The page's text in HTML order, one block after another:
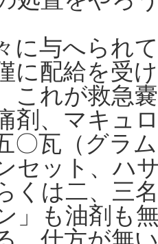
に与へられ
に配給を受
これが救急
剤、マキュ
〇瓦（グラ
セット、ハ
くは二、三
」も油剤も